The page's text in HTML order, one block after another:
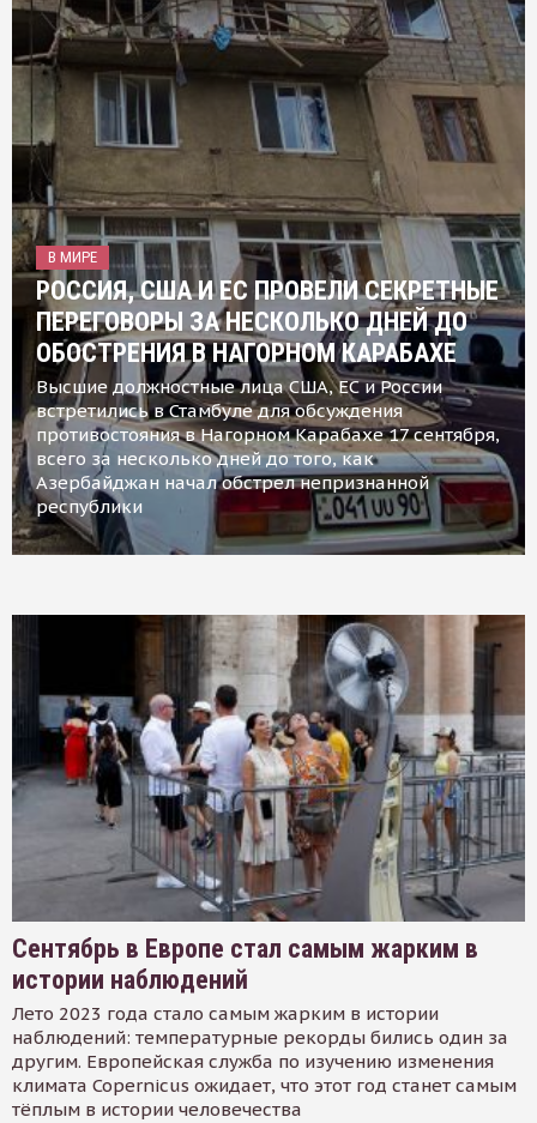
В МИРЕ
РОССИЯ, США И ЕС ПРОВЕЛИ СЕКРЕТНЫЕ
ПЕРЕГОВОРЫ ЗА НЕСКОЛЬКО ДНЕЙ ДО
ОБОСТРЕНИЯ В НАГОРНОМ КАРАБАХЕ
Высшие должностные лица США, ЕС и России
встретились в Стамбуле для обсуждения
противостояния в Нагорном Карабахе 17 сентября,
всего за несколько дней до того, как
Азербайджан начал обстрел непризнанной
республики
Сентябрь в Европе стал самым жарким в
истории наблюдений
Лето 2023 года стало самым жарким в истории
наблюдений: температурные рекорды бились один за
другим. Европейская служба по изучению изменения
климата Copernicus ожидает, что этот год станет самым
тёплым в истории человечества